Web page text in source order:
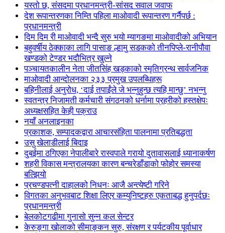
यस्तो छ, संसदमा प्रधानमन्त्री-सांसद सवाल जवाफ
देश रूपान्तरणका निम्ति पहिला माओवादी रूपान्तरण गर्नैपर्छ :
प्रधानमन्त्री
दिम दिम री माओवादी भन्दै सुरु भयो म्यागङमा माओवादीको अभियान
बहुवर्षीय ठेक्काका लागि पासाङ ल्हामु सडकको तीनपिप्ले-रानीपौवा
खण्डको टेण्डर भदौभित्र खुल्ने
पञ्चायतकालीन नेता जीतसिंह खड्काको स्मृतिग्रन्थ सार्वजनिक
माओवादी आन्दोलनका २३३ प्रमुख उपलब्धिहरू
बहिनीलाई अनुरोध, ‘दाई तपाईंले जे भन्नुहुन्छ त्यहि मान्छु’ नभन्नु
स्वतन्त्र निजामती कर्मचारी संगठनको धर्नामा प्रहरीको हस्तक्षेपः
अध्यक्षसहित केही पक्राउ
नयाँ अनलाइनका
प्रकाशक, सम्पादकद्वारा आचारसंहिता पालनामा प्रतिबद्धता
उसु खेलाडीलाई बिदाइ
दुबईमा ठगिएका नेपालीबारे रास्वपाले गरायो दुतावासलाई ध्यानाकर्षण
शहरी विकास मन्त्रालयका कारण बन्चरेडाँडाको फोहोर समस्या
बल्झियो
प्रचण्डपत्नी दाहालको निधनः आजै अन्त्येष्टी गरिने
विगतका अनुभवबाट शिक्षा लिएर कम्युनिष्टहरु एकताबद्ध हुनुपर्दछः
प्रधानमन्त्री
बेलकोटगढीमा गुनासो सुन्न कल सेन्टर
केरुङ्गा खोलाको सीमाङ्कन सुरु, संरक्षण र पर्यटकीय पूर्वाधार